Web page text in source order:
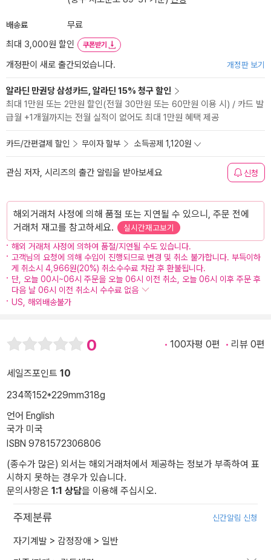
배송료
무료
최대 3,000원 할인
쿠폰받기
개정판이 새로 출간되었습니다. 개정판 보기
알라딘 만권당 삼성카드, 알라딘 15% 청구 할인
최대 1만원 또는 2만원 할인(전월 30만원 또는 60만원 이용 시) / 카드 발
급월 +1개월까지는 전월 실적이 없어도 최대 1만원 혜택 제공
카드/간편결제 할인 무이자 할부 소득공제 1,120원
관심 저자, 시리즈의 출간 알림을 받아보세요 신청
해외거래처 사정에 의해 품절 또는 지연될 수 있으니, 주문 전에
거래처 재고를 참고하세요.
실시간재고보기
해외 거래처 사정에 의하여 품절/지연될 수도 있습니다.
고객님의 요청에 의해 수입이 진행되므로 변경 및 취소 불가합니다. 부득이하
게 취소시 4,966원(20%) 취소수수료 차감 후 환불됩니다.
단, 오늘 00시~06시 주문을 오늘 06시 이전 취소, 오늘 06시 이후 주문 후
다음 날 06시 이전 취소시 수수료 없음
US, 해외배송불가
0 100자평 0편 리뷰 0편
세일즈포인트 10
234쪽152*229mm318g
언어 English
국가 미국
ISBN 9781572306806
(종수가 많은) 외서는 해외거래처에서 제공하는 정보가 부족하여 표
시하지 못하는 경우가 있습니다.
문의사항은 1:1 상담을 이용해 주십시오.
주제분류 신간알림 신청
자기계발 > 감정장애 > 일반